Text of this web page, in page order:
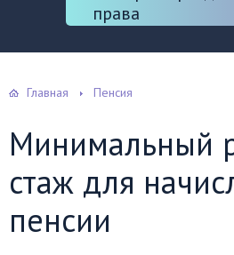
права
Главная Пенсия
Минимальный
стаж для
пенсии